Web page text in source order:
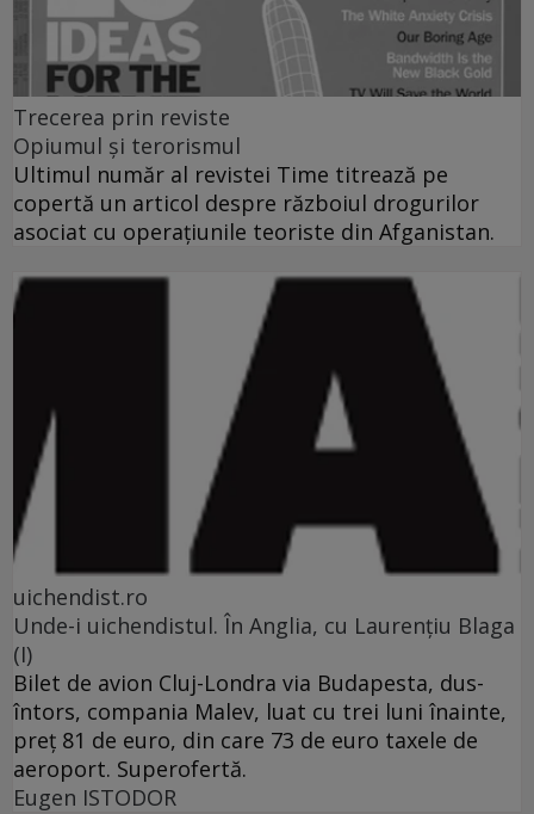
Trecerea prin reviste
Opiumul şi terorismul
Ultimul număr al revistei Time titrează pe
copertă un articol despre războiul drogurilor
asociat cu operaţiunile teoriste din Afganistan.
uichendist.ro
Unde-i uichendistul. În Anglia, cu Laurenţiu Blaga
(I)
Bilet de avion Cluj-Londra via Budapesta, dus-
întors, compania Malev, luat cu trei luni înainte,
preţ 81 de euro, din care 73 de euro taxele de
aeroport. Superofertă.
Eugen ISTODOR